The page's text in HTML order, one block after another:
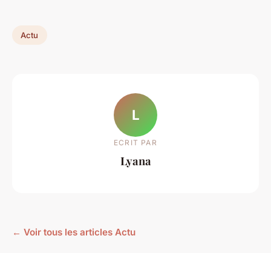
Actu
L
ECRIT PAR
Lyana
← Voir tous les articles Actu